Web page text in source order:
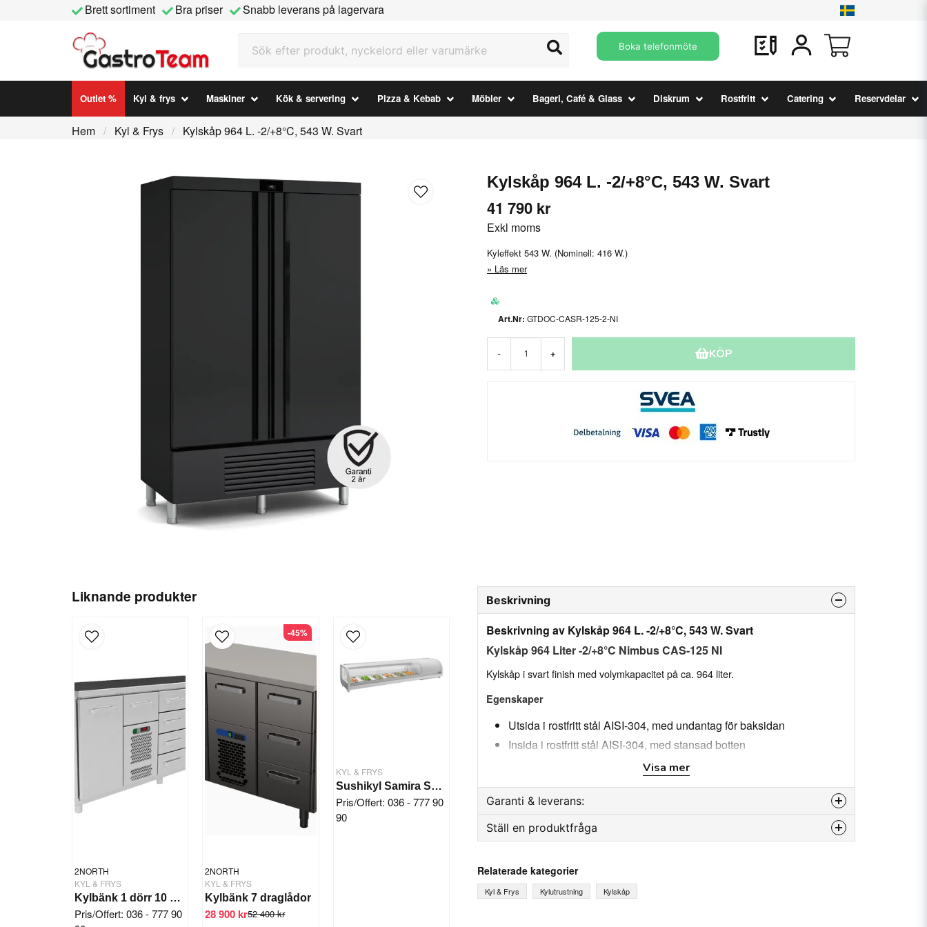
Brett sortiment Bra priser
Snabb leverans på lagervara
Boka telefonmöte
Outlet % Kyl & frys Maskiner Kök & servering Pizza & Kebab Möbler Bageri, Café & Glass Diskrum Rostfritt Catering Reservdelar
Hem Kyl & Frys Kylskåp 964 L. -2/+8°C, 543 W. Svart
Kylskåp 964 L. -2/+8°C, 543 W. Svart
41 790 kr
Exkl moms
Kyleffekt 543 W. (Nominell: 416 W.)
Läs mer
GTDOC-CASR-125-2-NI
- + KÖP
Liknande produkter
2NORTH
KYL & FRYS
Kylbänk 1 dörr 10 draglådor
Pris/Offert: 036 - 777 90
2NORTH
KYL & FRYS
Kylbänk 7 draglådor
52 400 kr
28 900 kr
-45%
KYL & FRYS
Sushikyl Samira Saro
Pris/Offert: 036 - 777 90
90
Beskrivning
Beskrivning av Kylskåp 964 L. -2/+8°C, 543 W. Svart
Kylskåp 964 Liter -2/+8°C Nimbus CAS-125 NI
Kylskåp i svart finish med volymkapacitet på ca. 964 liter.
Egenskaper
Utsida i rostfritt stål AISI-304, med undantag för baksidan
Insida i rostfritt stål AISI-304, med stansad botten
Automatiskt stängningssystem och
magnetpackning (dörren förblir öppen när den öppnas mer än 90°)
Innerdörr i rostfritt stål
Hyllor av plastbelagd ståltråd, höjdjusterbara
och noll ODP-effekt
Komponenter
Visa mer
Garanti & leverans:
Reservdelsgaranti
Ställ en produktfråga
Fråga oss något om denna produkten...
Relaterade kategorier
Kyl & Frys Kylutrustning Kylskåp